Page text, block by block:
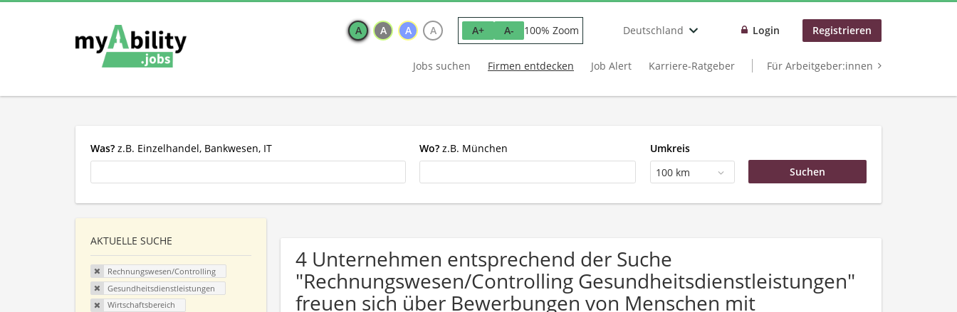
A A A A A+ A- 100% Zoom Deutschland Login Registrieren
Jobs suchen Firmen entdecken Job Alert Karriere-Ratgeber Für Arbeitgeber:innen
Was? z.B. Einzelhandel, Bankwesen, IT Wo? z.B. München
Umkreis
100 km
AKTUELLE SUCHE
Rechnungswesen/Controlling
Gesundheitsdienstleistungen
Wirtschaftsbereich
4 Unternehmen entsprechend der Suche
"Rechnungswesen/Controlling Gesundheitsdienstleistungen"
freuen sich über Bewerbungen von Menschen mit